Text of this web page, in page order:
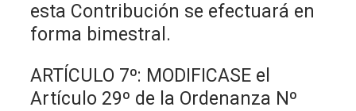
esta Contribución se efectuará en
forma bimestral.
ARTÍCULO 7º: MODIFICASE el
Artículo 29º de la Ordenanza Nº